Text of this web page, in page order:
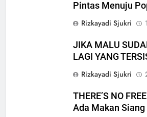
Pintas Menuju
Rizkayadi Sjukri
JIKA MALU
LAGI YANG
Rizkayadi Sjukri
THERE’S NO
Ada Makan
MUI Sulsel
Indonesia